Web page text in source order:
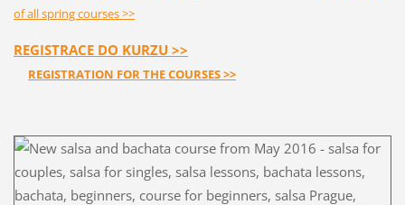
of all spring courses >>
REGISTRACE DO KURZU >>
REGISTRATION FOR THE COURSES >>